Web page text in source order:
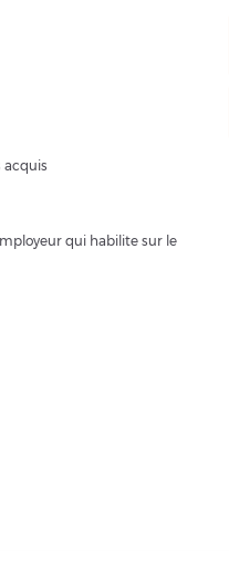
acquis
qui habilite sur le